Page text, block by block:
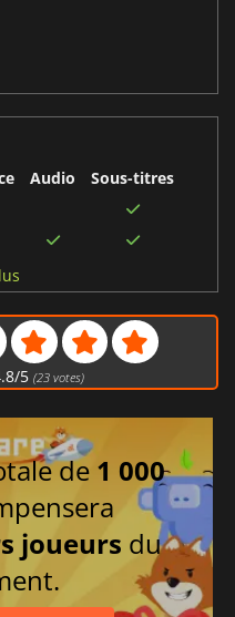
Audio
Sous-titres
/5 (23votes)
de 1 000
joueurs du